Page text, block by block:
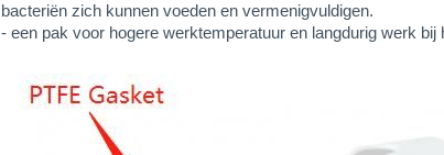
bacteriën zich kunnen voeden en vermenigvuldigen.
- een pak voor hogere werktemperatuur en langdurig werk bij